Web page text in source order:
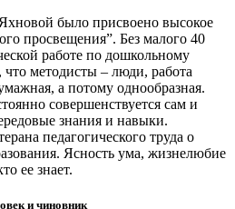
было присвоено высокое
просвещения”. Без малого 40
работе по дошкольному
методисты – люди, работа
а потому однообразная.
совершенствуется сам и
знания и навыки.
педагогического труда о
Ясность ума, жизнелюбие
ее знает.
и чиновник